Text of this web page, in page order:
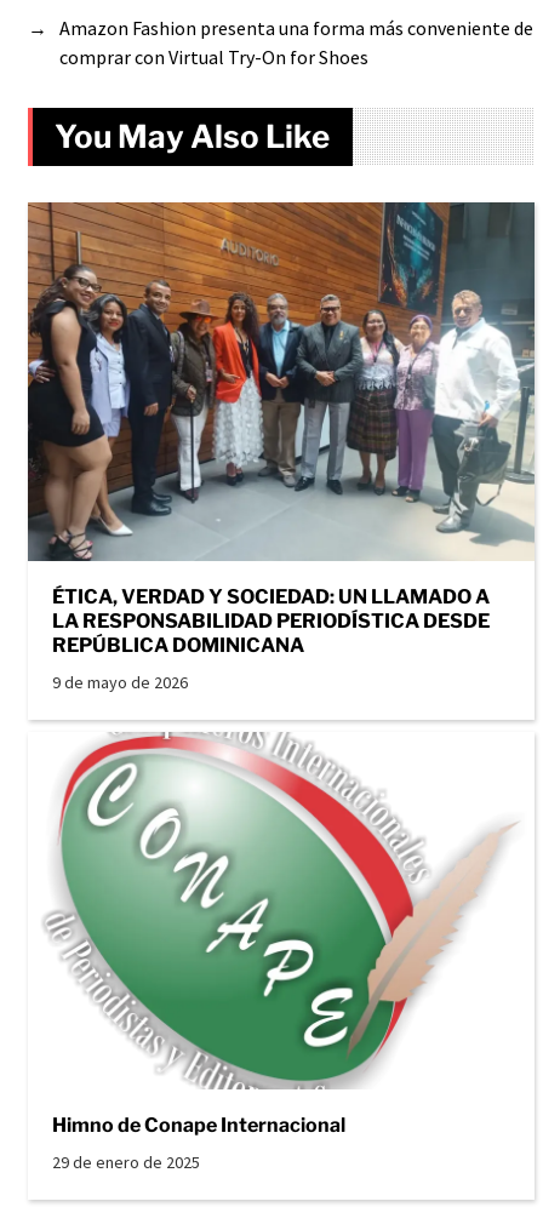
→
Amazon Fashion presenta una forma más conveniente de
comprar con Virtual Try-On for Shoes
You May Also Like
ÉTICA, VERDAD Y SOCIEDAD: UN LLAMADO A
LA RESPONSABILIDAD PERIODÍSTICA DESDE
REPÚBLICA DOMINICANA
9 de mayo de 2026
Himno de Conape Internacional
29 de enero de 2025